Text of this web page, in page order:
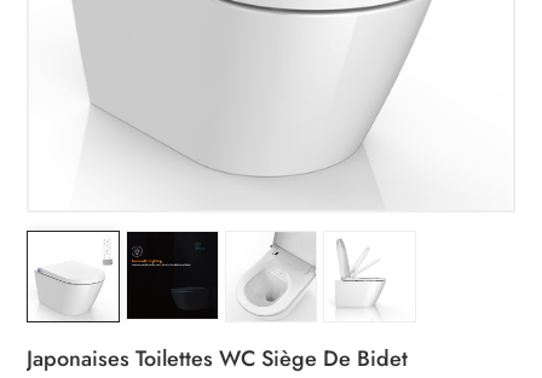
Japonaises Toilettes WC Siège De Bidet